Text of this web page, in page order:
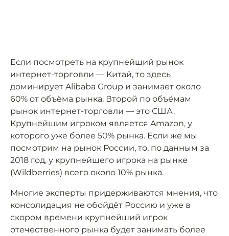
Если посмотреть на крупнейший рынок
интернет-торговли — Китай, то здесь
доминирует Alibaba Group и занимает около
60% от объёма рынка. Второй по объёмам
рынок интернет-торговли — это США.
Крупнейшим игроком является Amazon, у
которого уже более 50% рынка. Если же мы
посмотрим на рынок России, то, по данным за
2018 год, у крупнейшего игрока на рынке
(Wildberries) всего около 10% рынка.
Многие эксперты придерживаются мнения, что
консолидация не обойдёт Россию и уже в
скором времени крупнейший игрок
отечественного рынка будет занимать более